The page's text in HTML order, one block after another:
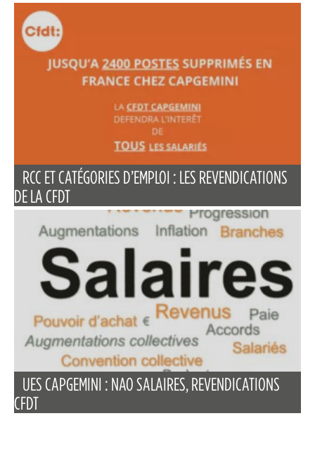
RCC ET CATÉGORIES D’EMPLOI : LES REVENDICATIONS
DE LA CFDT
UES CAPGEMINI : NAO SALAIRES, REVENDICATIONS
CFDT